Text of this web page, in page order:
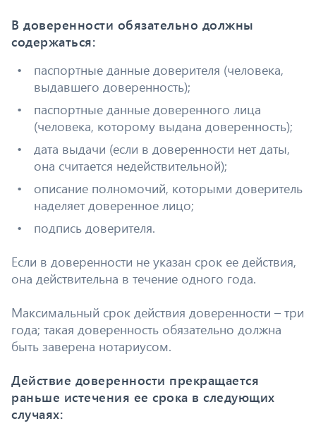
В доверенности обязательно должны
содержаться:
паспортные данные доверителя (человека,
выдавшего доверенность);
паспортные данные доверенного лица
(человека, которому выдана доверенность);
дата выдачи (если в доверенности нет даты,
она считается недействительной);
описание полномочий, которыми доверитель
наделяет доверенное лицо;
подпись доверителя.
Если в доверенности не указан срок ее действия,
она действительна в течение одного года.
Максимальный срок действия доверенности – три
года; такая доверенность обязательно должна
быть заверена нотариусом.
Действие доверенности прекращается
раньше истечения ее срока в следующих
случаях: